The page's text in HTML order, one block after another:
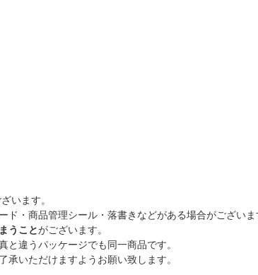
います。
ド・商品管理シール・落書きなどがある場合がございま
うことがございます。
違うパッケージでも同一商品です。
いただけますようお願い致します。